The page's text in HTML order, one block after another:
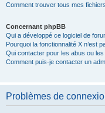
Comment trouver tous mes
Concernant phpBB
Qui a développé ce logiciel de
Pourquoi la fonctionnalité X n’est
Qui contacter pour les abus ou
Comment puis-je contacter un
Problèmes de